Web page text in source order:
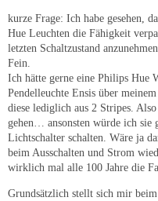
kurze Frage: Ich habe gesehen,
Hue Leuchten die Fähigkeit
letzten Schaltzustand
Fein.
Ich hätte gerne eine Philips Hue
Pendelleuchte Ensis über
diese lediglich aus 2 Stripes.
gehen… ansonsten würde ich sie
Lichtschalter schalten. Wäre ja
beim Ausschalten und Strom
wirklich mal alle 100 Jahre die
Grundsätzlich stellt sich mir